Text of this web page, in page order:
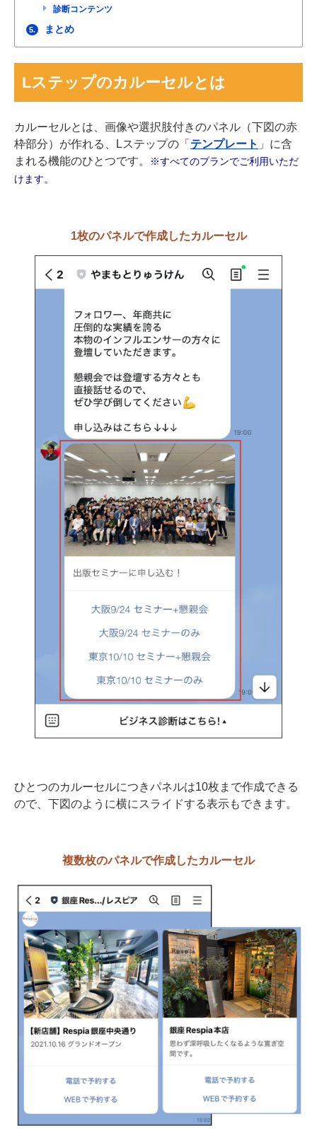
診断コンテンツ
5. まとめ
Lステップのカルーセルとは
カルーセルとは、画像や選択肢付きのパネル（下図の赤
枠部分）が作れる、Lステップの「 テンプレート 」に含
まれる機能のひとつです。
※すべてのプランでご利用いただ
けます。
1枚のパネルで作成したカルーセル
ひとつのカルーセルにつきパネルは10枚まで作成できる
ので、下図のように横にスライドする表示もできます。
複数枚のパネルで作成したカルーセル